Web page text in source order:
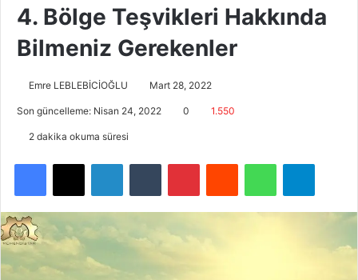
4. Bölge Teşvikleri Hakkında
Bilmeniz Gerekenler
Emre LEBLEBİCİOĞLU Mart 28, 2022
Son güncelleme: Nisan 24, 2022 0 1.550
2 dakika okuma süresi
Facebook
X LinkedInTumblr PinterestReddit WhatsApp